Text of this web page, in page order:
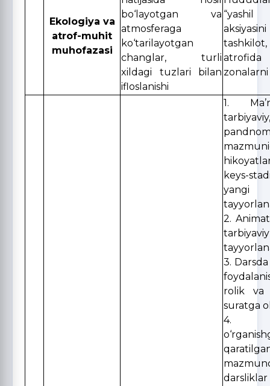
Ekologiya va
atrof-muhit
muhofazasi
bo‘layotgan va
atmosferaga
ko‘tarilayotgan
changlar, turli
xildagi tuzlari bilan
ifloslanishi
1.
keys-
yangi
2.
3.
rolik va
suratga
4.
darsliklar